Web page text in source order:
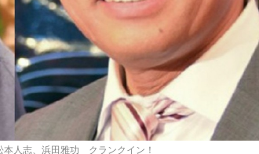
本人志、浜田雅功 クランクイン！